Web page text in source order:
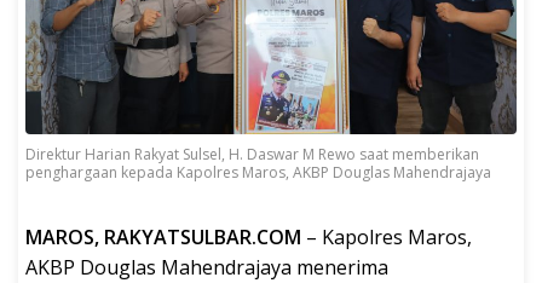
Direktur Harian Rakyat Sulsel, H. Daswar M Rewo saat memberikan
penghargaan kepada Kapolres Maros, AKBP Douglas Mahendrajaya
MAROS, RAKYATSULBAR.COM – Kapolres Maros,
AKBP Douglas Mahendrajaya menerima